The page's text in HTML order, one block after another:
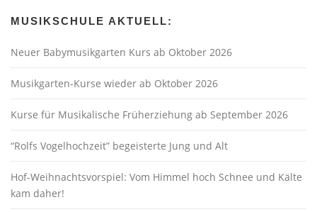
MUSIKSCHULE AKTUELL:
Neuer Babymusikgarten Kurs ab Oktober 2026
Musikgarten-Kurse wieder ab Oktober 2026
Kurse für Musikalische Früherziehung ab September 2026
“Rolfs Vogelhochzeit” begeisterte Jung und Alt
Hof-Weihnachtsvorspiel: Vom Himmel hoch Schnee und Kälte
kam daher!